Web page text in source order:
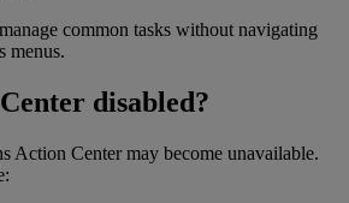
common tasks without navigating
menus.
disabled?
Action Center may become unavailable.